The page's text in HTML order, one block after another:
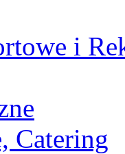
i
Catering